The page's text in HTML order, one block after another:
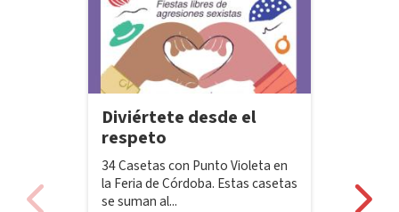
Diviértete desde el
respeto
34 Casetas con Punto Violeta en
la Feria de Córdoba. Estas casetas
se suman al...